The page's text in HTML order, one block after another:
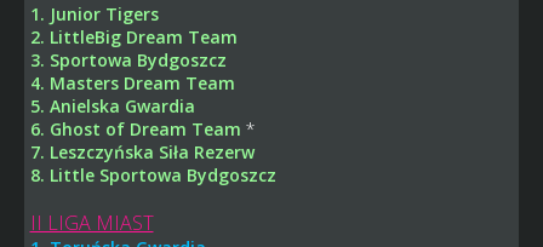
1. Junior Tigers
2. LittleBig Dream Team
3. Sportowa Bydgoszcz
4. Masters Dream Team
5. Anielska Gwardia
6. Ghost of Dream Team *
7. Leszczyńska Siła Rezerw
8. Little Sportowa Bydgoszcz
II LIGA MIAST